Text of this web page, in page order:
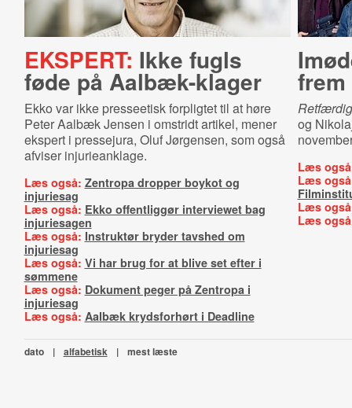
EKSPERT: Ikke fugls
føde på Aalbæk-klager
Ekko var ikke presseetisk forpligtet til at høre
Peter Aalbæk Jensen i omstridt artikel, mener
ekspert i pressejura, Oluf Jørgensen, som også
afviser injurieanklage.
Læs også: Zentropa dropper boykot og
injuriesag
Læs også: Ekko offentliggør interviewet bag
injuriesagen
Læs også: Instruktør bryder tavshed om
injuriesag
Læs også: Vi har brug for at blive set efter i
sømmene
Læs også: Dokument peger på Zentropa i
injuriesag
Læs også: Aalbæk krydsforhørt i Deadline
frem
og
Læs
Læs
Læs
Læs
dato | alfabetisk | mest læste